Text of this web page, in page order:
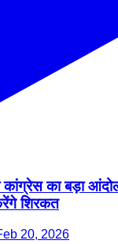
का बड़ा
शिरकत
20, 2026